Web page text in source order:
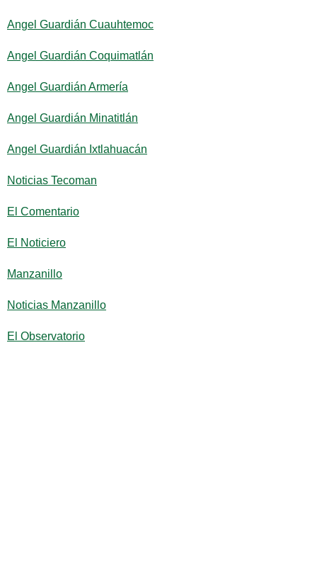
Angel Guardián Cuauhtemoc
Angel Guardián Coquimatlán
Angel Guardián Armería
Angel Guardián Minatitlán
Angel Guardián Ixtlahuacán
Noticias Tecoman
El Comentario
El Noticiero
Manzanillo
Noticias Manzanillo
El Observatorio